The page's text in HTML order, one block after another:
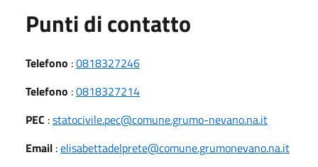
Punti di contatto
Telefono :0818327246
Telefono :0818327214
PEC :statocivile.pec@comune.grumo-nevano.na.it
Email :elisabettadelprete@comune.grumonevano.na.it